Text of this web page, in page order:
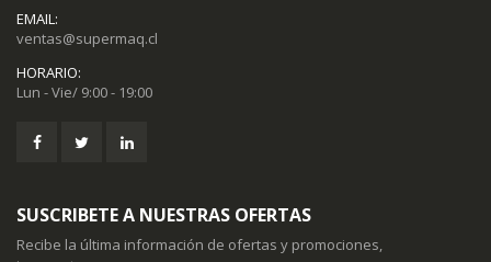
EMAIL:
ventas@supermaq.cl
HORARIO:
Lun - Vie/ 9:00 - 19:00
SUSCRIBETE A NUESTRAS OFERTAS
Recibe la última información de ofertas y promociones,